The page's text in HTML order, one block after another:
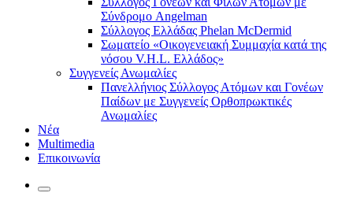
Σύνδρομο Angelman
Σύλλογος Ελλάδας Phelan McDermid
Σωματείο «Οικογενειακή Συμμαχία κατά της
νόσου V.H.L. Ελλάδος»
Συγγενείς Ανωμαλίες
Πανελλήνιος Σύλλογος Ατόμων και Γονέων
Παίδων με Συγγενείς Ορθοπρωκτικές
Ανωμαλίες
Νέα
Multimedia
Επικοινωνία